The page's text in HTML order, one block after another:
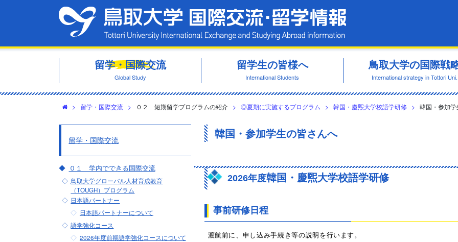
留学・国際交流
Global Study
留学生の皆様へ
International Students
鳥取大学の国際戦
International strategy in Tottori Uni.
> 留学・国際交流 > ０２ 短期留学プログラムの紹介 > ◎夏期に実施するプログラム > 韓国・慶煕大学校語学研修 > 韓国・参加
韓国・参加学生の皆さんへ
2026年度韓国・慶煕大学校語学研修
事前研修日程
渡航前に、申し込み手続き等の説明を行います。
留学・国際交流
０１ 学内でできる国際交流
鳥取大学グローバル人材育成教育
（TOUGH）プログラム
日本語パートナー
日本語パートナーについて
語学強化コース
2026年度前期​​語学強化コースについて